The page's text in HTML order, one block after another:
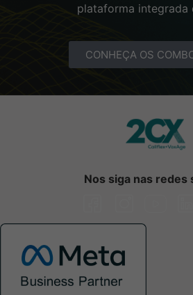
plataforma integrada
CONHEÇA OS
Nos siga nas redes